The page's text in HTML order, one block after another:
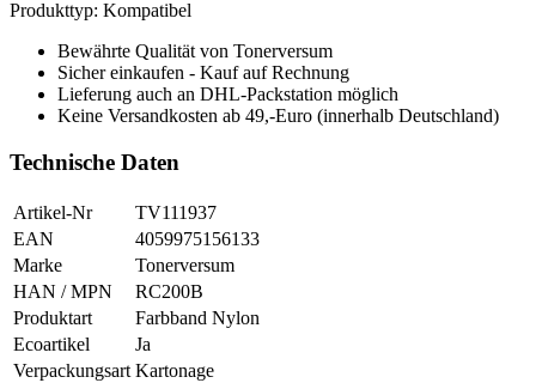
Produkttyp: Kompatibel
Bewährte Qualität von Tonerversum
Sicher einkaufen - Kauf auf Rechnung
Lieferung auch an DHL-Packstation möglich
Keine Versandkosten ab 49,-Euro (innerhalb Deutschland)
Technische Daten
Artikel-Nr
TV111937
EAN
4059975156133
Marke
Tonerversum
HAN / MPN
RC200B
Produktart
Farbband Nylon
Ecoartikel
Ja
Verpackungsart Kartonage